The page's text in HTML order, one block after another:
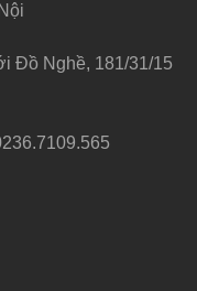
Đồ Nghề, 181/31/15